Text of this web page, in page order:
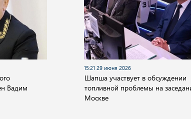
Вадим
15:21 29 июня 2026
Шапша участвует в обсуждении
топливной проблемы на
Москве